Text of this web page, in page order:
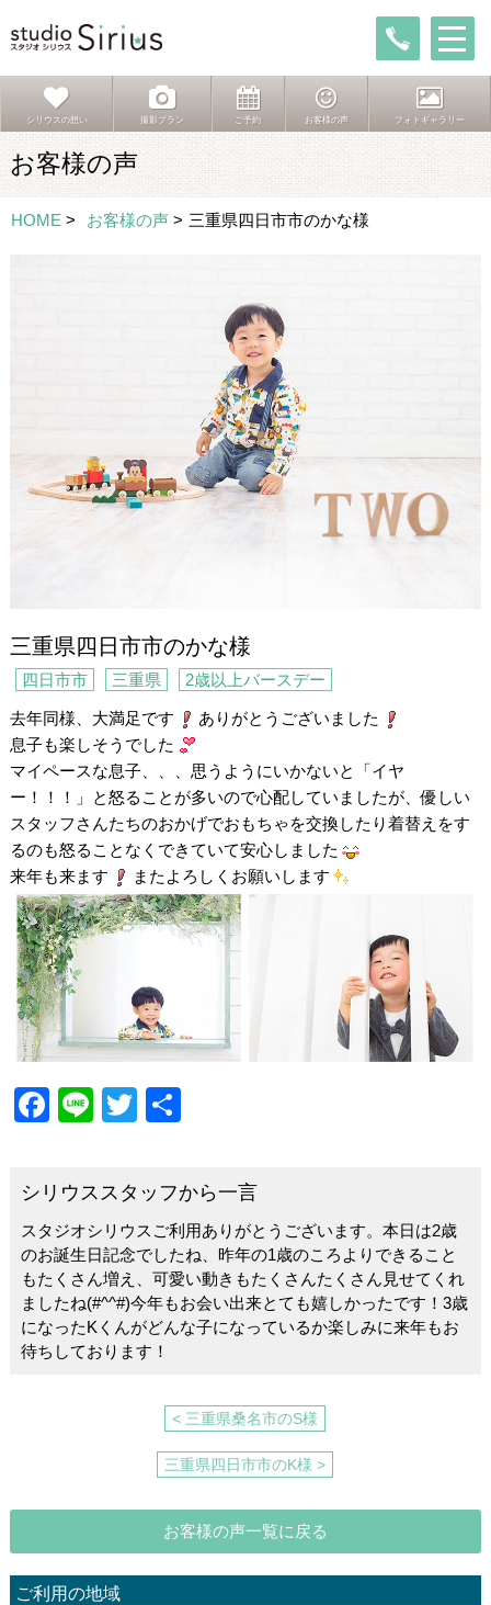
シリウスの想い 撮影プラン ご予約 お客様の声 フォトギャラリー
お客様の声
HOME > お客様の声 > 三重県四日市市のかな様
三重県四日市市のかな様
四日市市 三重県 2歳以上バースデー
去年同様、大満足です
ありがとうございました
息子も楽しそうでした
マイペースな息子、、、思うようにいかないと「イヤ
ー！！！」と怒ることが多いので心配していましたが、優しい
スタッフさんたちのおかげでおもちゃを交換したり着替えをす
るのも怒ることなくできていて安心しました
来年も来ます
またよろしくお願いします
F
c
e
b
o
o
k
Li
T
er
シリウススタッフから一言
スタジオシリウスご利用ありがとうございます。本日は2歳
のお誕生日記念でしたね、昨年の1歳のころよりできること
もたくさん増え、可愛い動きもたくさんたくさん見せてくれ
ましたね(#^^#)今年もお会い出来とても嬉しかったです！3歳
になったKくんがどんな子になっているか楽しみに来年もお
待ちしております！
< 三重県桑名市のS様
三重県四日市市のK様 >
お客様の声一覧に戻る
ご利用の地域